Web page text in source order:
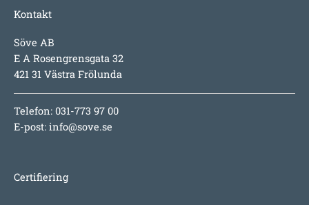
Kontakt
Söve AB
E A Rosengrensgata 32
421 31 Västra Frölunda
Telefon: 031-773 97 00
E-post: info@sove.se
Certifiering